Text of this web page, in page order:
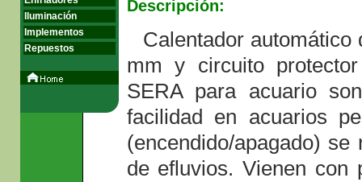
Iluminación
Implementos
Repuestos
Descripción:
Calentador
mm y circuito
SERA para acuario
facilidad en acuarios
(encendido/apagado)
de efluvios. Vienen con